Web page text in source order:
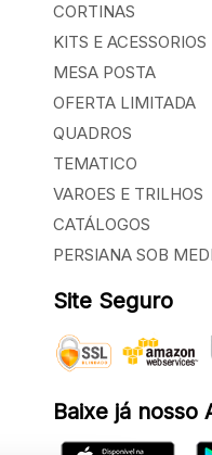
CORTINAS
KITS E ACESSORIOS
MESA POSTA
OFERTA LIMITADA
QUADROS
TEMATICO
VAROES E TRILHOS
CATÁLOGOS
PERSIANA SOB
Site Seguro
Baixe já nosso